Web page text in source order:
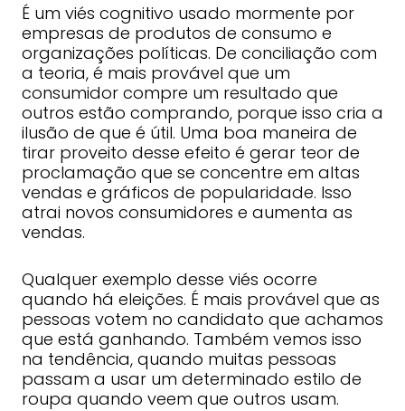
É um viés cognitivo usado mormente por
empresas de produtos de consumo e
organizações políticas. De conciliação com
a teoria, é mais provável que um
consumidor compre um resultado que
outros estão comprando, porque isso cria a
ilusão de que é útil. Uma boa maneira de
tirar proveito desse efeito é gerar teor de
proclamação que se concentre em altas
vendas e gráficos de popularidade. Isso
atrai novos consumidores e aumenta as
vendas.
Qualquer exemplo desse viés ocorre
quando há eleições. É mais provável que as
pessoas votem no candidato que achamos
que está ganhando. Também vemos isso
na tendência, quando muitas pessoas
passam a usar um determinado estilo de
roupa quando veem que outros usam.